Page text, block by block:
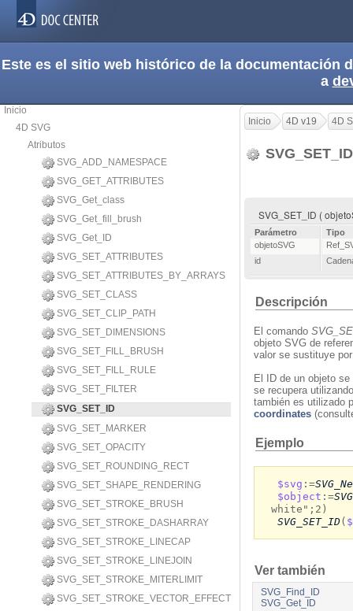
Este es el sitio web histórico de la documentación
a
Inicio
4D SVG
Atributos
SVG_ADD_NAMESPACE
SVG_GET_ATTRIBUTES
SVG_Get_class
SVG_Get_fill_brush
SVG_Get_ID
SVG_SET_ATTRIBUTES
SVG_SET_ATTRIBUTES_BY_ARRAYS
SVG_SET_CLASS
SVG_SET_CLIP_PATH
SVG_SET_DIMENSIONS
SVG_SET_FILL_BRUSH
SVG_SET_FILL_RULE
SVG_SET_FILTER
SVG_SET_ID
SVG_SET_MARKER
SVG_SET_OPACITY
SVG_SET_ROUNDING_RECT
SVG_SET_SHAPE_RENDERING
SVG_SET_STROKE_BRUSH
SVG_SET_STROKE_DASHARRAY
SVG_SET_STROKE_LINECAP
SVG_SET_STROKE_LINEJOIN
SVG_SET_STROKE_MITERLIMIT
SVG_SET_STROKE_VECTOR_EFFECT
Inicio 4D v19 4D
SVG_SET_ID (
Parámetro
Tipo
objetoSVG
id
Descripción
El comando
objeto SVG de
valor se sustituye
El ID de un objeto
se recupera
también es utilizado
coordinates
Ejemplo
$svg :=
$object :=
white";2)
SVG_SET_ID(
Ver también
SVG_Find_ID
SVG_Get_ID